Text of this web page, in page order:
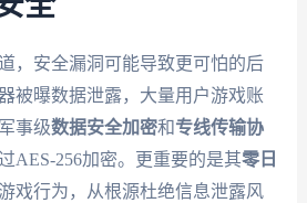
，安全漏洞可能导致更可怕的后
被曝数据泄露，大量用户游戏账
事级数据安全加密和专线传输协
AES-256加密。更重要的是其零日
戏行为，从根源杜绝信息泄露风